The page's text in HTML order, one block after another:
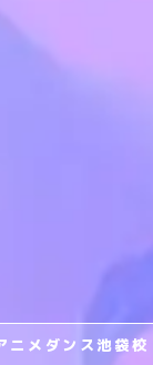
メダンス池袋校